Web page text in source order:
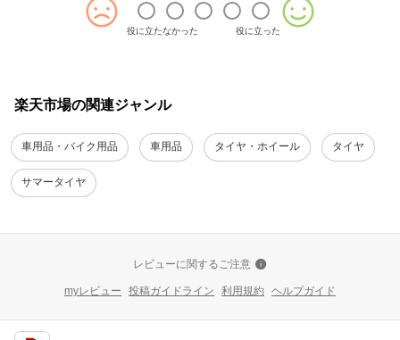
役に立たなかった 役に立った
楽天市場の関連ジャンル
車用品・バイク用品 車用品 タイヤ・ホイール タイヤ
サマータイヤ
レビューに関するご注意
myレビュー 投稿ガイドライン 利用規約 ヘルプガイド